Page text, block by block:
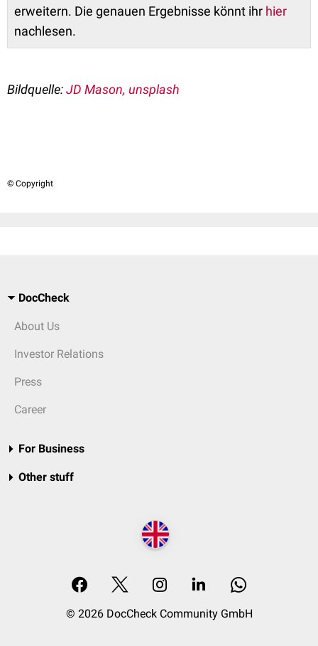
erweitern. Die genauen Ergebnisse könnt ihr hier
nachlesen.
Bildquelle:JD Mason, unsplash
© Copyright
DocCheck
About Us
Investor Relations
Press
Career
For Business
Other stuff
© 2026 DocCheck Community GmbH